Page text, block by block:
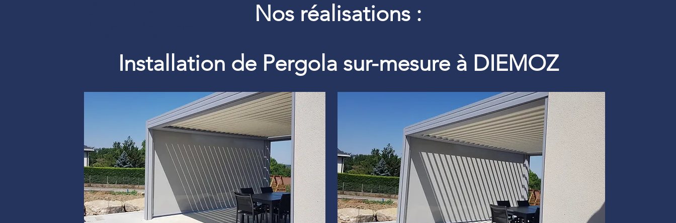
Nos réalisations :
Installation de Pergola sur-mesure à DIEMOZ